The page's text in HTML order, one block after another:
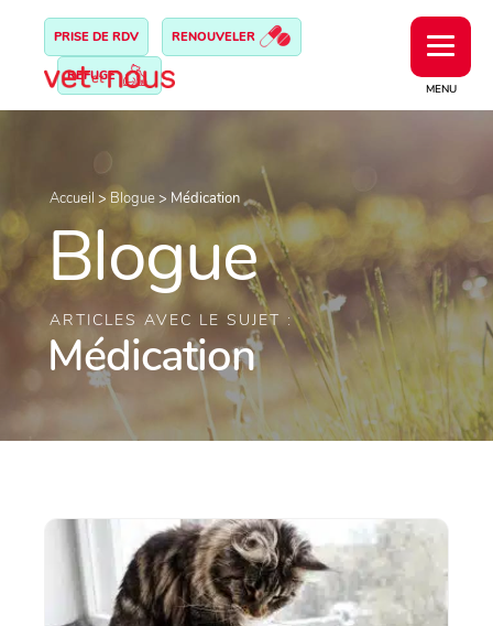
MENU
PRISE DE RDV RENOUVELER
REFUGE
Accueil > Blogue> Médication
Blogue
ARTICLES AVEC LE SUJET :
Médication